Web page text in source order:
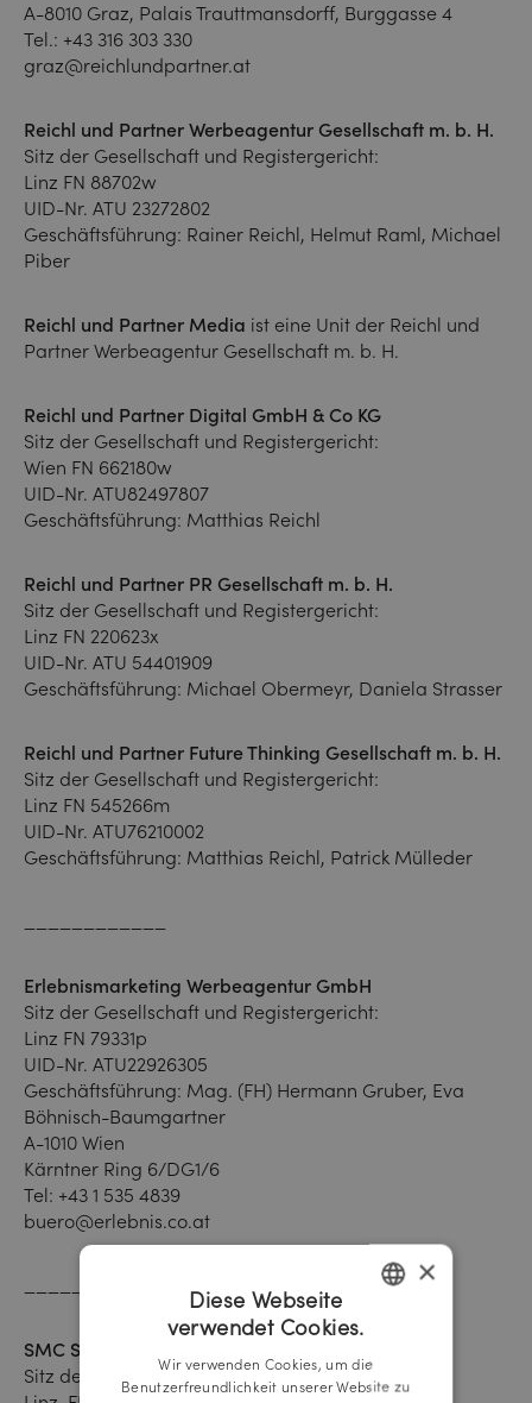
A-8010 Graz, Palais Trauttmansdorff, Burggasse 4
Tel.: +43 316 303 330
graz@reichlundpartner.at
Reichl und Partner Werbeagentur Gesellschaft m. b. H.
Sitz der Gesellschaft und Registergericht:
Linz FN 88702w
UID-Nr. ATU 23272802
Geschäftsführung: Rainer Reichl, Helmut Raml, Michael
Piber
Reichl und Partner Media ist eine Unit der Reichl und
Partner Werbeagentur Gesellschaft m. b. H.
Reichl und Partner Digital GmbH & Co KG
Sitz der Gesellschaft und Registergericht:
Wien FN 662180w
UID-Nr. ATU82497807
Geschäftsführung: Matthias Reichl
Reichl und Partner PR Gesellschaft m. b. H.
Sitz der Gesellschaft und Registergericht:
Linz FN 220623x
UID-Nr. ATU 54401909
Geschäftsführung: Michael Obermeyr, Daniela Strasser
Reichl und Partner Future Thinking Gesellschaft m. b. H.
Sitz der Gesellschaft und Registergericht:
Linz FN 545266m
UID-Nr. ATU76210002
Geschäftsführung: Matthias Reichl, Patrick Mülleder
Erlebnismarketing Werbeagentur GmbH
Sitz der Gesellschaft und Registergericht:
Linz FN 79331p
UID-Nr. ATU22926305
Geschäftsführung: Mag. (FH) Hermann Gruber, Eva
Böhnisch-Baumgartner
A-1010 Wien
Kärntner Ring 6/DG1/6
Tel: +43 1 535 4839
buero@erlebnis.co.at
SMC Social Media Communications GmbH
Sitz der Gesellschaft und Registergericht:
GERMAN
×
Diese Webseite
verwendet Cookies.
Wir verwenden Cookies, um die
Benutzerfreundlichkeit unserer Website zu